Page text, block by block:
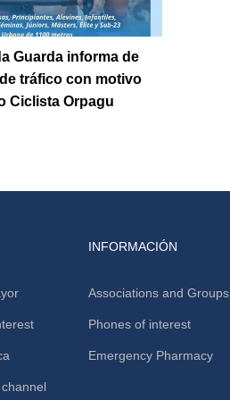
Guarda informa de
tráfico con motivo
Ciclista Orpagu
INFORMACIÓN
Associations and Groups
Phones of interest
Emergency Pharmacy